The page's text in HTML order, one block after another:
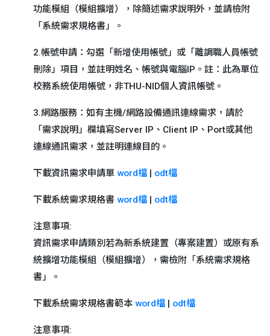
功能模組（模組擴增），除簡述需求說明外，並請檢附
「系統需求規格書」。
2.帳號申請：勾選「新增使用帳號」或「離調職人員帳號
刪除」項目，並註明姓名、帳號與電腦IP。註：此為單位
校務系統使用帳號，非THU-NID個人資訊帳號。
3.網路服務：如有主機/網路設備通訊連線需求，請於
「需求說明」欄填寫Server IP、Client IP、Port或其他
連線通訊需求，並註明連線目的。
下載資訊需求申請單 word檔 | odt檔
下載系統需求規格書 word檔 | odt檔
注意事項:
資訊需求申請類別若為新系統建置（專案建置）或原有系
統擴增功能模組（模組擴增），需檢附「系統需求規格
書」。
下載系統需求規格書範本 word檔 | odt檔
注意事項: